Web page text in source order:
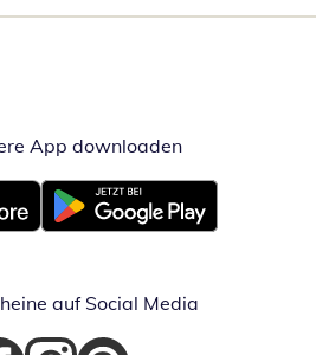
App downloadenÖffnet in
Fenster
Öffnet in neuem Fenster
auf Social Media